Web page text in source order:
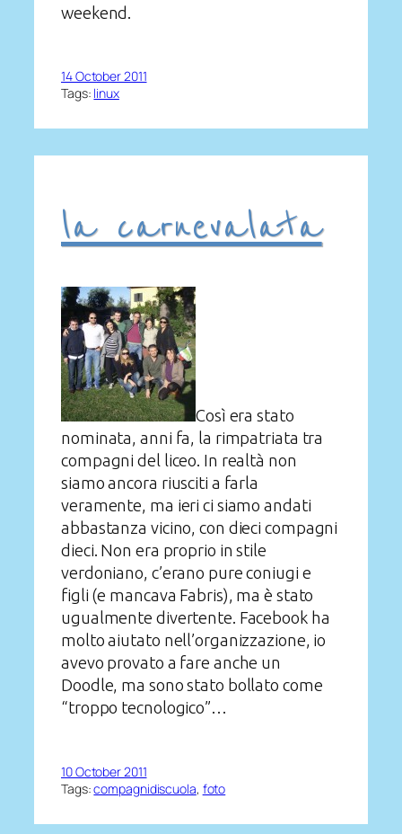
weekend.
14 October 2011
Tags: linux
la carnevalata
Così era stato
nominata, anni fa, la rimpatriata tra
compagni del liceo. In realtà non
siamo ancora riusciti a farla
veramente, ma ieri ci siamo andati
abbastanza vicino, con dieci compagni
dieci. Non era proprio in stile
verdoniano, c’erano pure coniugi e
figli (e mancava Fabris), ma è stato
ugualmente divertente. Facebook ha
molto aiutato nell’organizzazione, io
avevo provato a fare anche un
Doodle, ma sono stato bollato come
“troppo tecnologico”…
10 October 2011
Tags:compagnidiscuola, foto